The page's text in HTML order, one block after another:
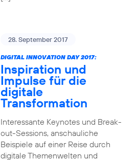
28. September 2017
DIGITAL INNOVATION DAY 2017:
Inspiration und
Impulse für die
digitale
Transformation
Interessante Keynotes und Break-
out-Sessions, anschauliche
Beispiele auf einer Reise durch
digitale Themenwelten und